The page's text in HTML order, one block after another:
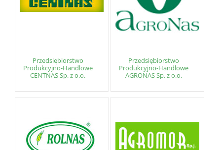
Przedsiębiorstwo
Produkcyjno-Handlowe
CENTNAS Sp. z o.o.
Przedsiębiorstwo
Produkcyjno-Handlowe
AGRONAS Sp. z o.o.